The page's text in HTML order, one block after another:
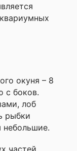
окуня – 8
с боков.
лоб
рыбки
небольшие.
частей.